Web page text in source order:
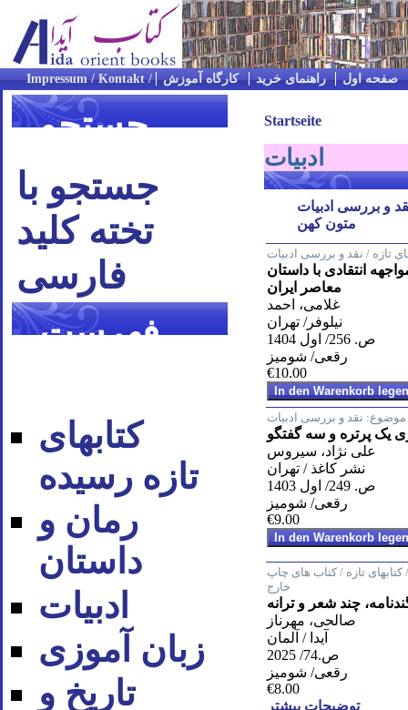
صفحه اول راهنمای خرید کارگاه آموزش
جستجو
جستجو با
تخته کلید
فارسی
فهرست
کتابهای
تازه رسیده
رمان و
داستان
ادبیات
زبان آموزی
تاریخ و
Startseite
ادبیات
و بررسی ادبیات
متون کهن
تازه / نقد و بررسی ادبیات
انتقادی با داستان
معاصر ایران
غلامی، احمد
نیلوفر/ تهران
ص. 256/ اول 1404
رقعی/ شومیز
€10.00
موضوع: نقد و بررسی ادبیات
یک پرتره و سه گفتگو
علی نژاد، سیروس
نشر کاغذ / تهران
ص. 249/ اول 1403
رقعی/ شومیز
€9.00
تازه / کتاب های چاپ
خارج
چند شعر و ترانه
صالحی، مهرناز
آیدا / آلمان
ص.74/ 2025
رقعی/ شومیز
€8.00
توضیحات بیشتر